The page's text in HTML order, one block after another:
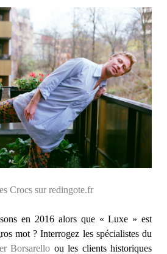
Crocs sur redingote.fr
en 2016 alors que « Luxe » est
mot ? Interrogez les spécialistes du
Borsarello ou les clients historiques